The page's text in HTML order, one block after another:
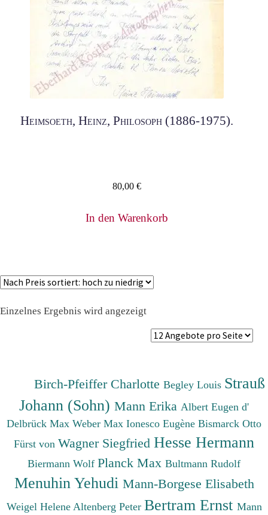
Heimsoeth, Heinz, Philosoph (1886-1975).
80,00 €
In den Warenkorb
Einzelnes Ergebnis wird angezeigt
Birch-Pfeiffer CharlotteBegley Louis Strauß
Johann (Sohn) Mann Erika Albert Eugen d'
Delbrück Max Weber Max Ionesco Eugène Bismarck Otto
Fürst von Wagner Siegfried Hesse Hermann
Biermann Wolf Planck Max Bultmann Rudolf
Menuhin Yehudi Mann-Borgese Elisabeth
Weigel Helene Altenberg Peter Bertram Ernst Mann